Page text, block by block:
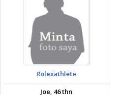
Rolexathlete
Joe, 46 thn